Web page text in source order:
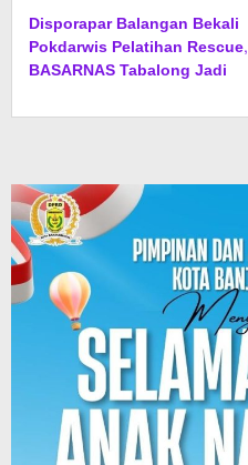
Disporapar Balangan Bekali
Pokdarwis Pelatihan Rescue,
BASARNAS Tabalong Jadi